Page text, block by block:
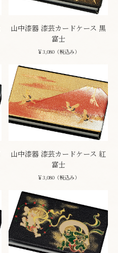
山中漆器 漆芸カードケース 黒
富士
￥3,080（税込み）
山中漆器 漆芸カードケース 紅
富士
￥3,080（税込み）